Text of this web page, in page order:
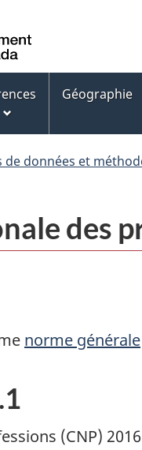
Géographie
de données et
des
norme générale
(CNP)